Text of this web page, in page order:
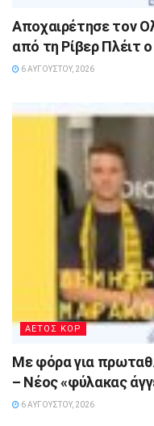
Αποχαιρέτησε τον
από τη Ρίβερ Πλέιτ
6 ΑΥΓΟΎΣΤΟΥ, 2026
ΑΕΤΟΣ ΚΟΡ
Με φόρα για
– Νέος «φύλακας
6 ΑΥΓΟΎΣΤΟΥ, 2026